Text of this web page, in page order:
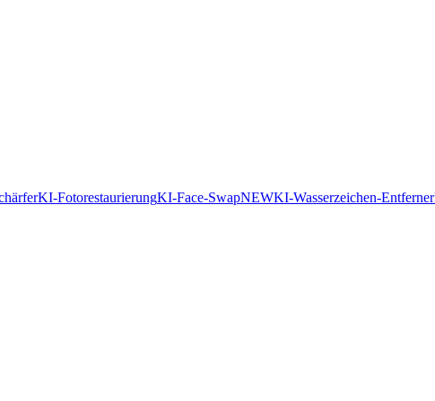
KI-FotorestaurierungKI-Face-SwapNEWKI-Wasserzeichen-Entferner